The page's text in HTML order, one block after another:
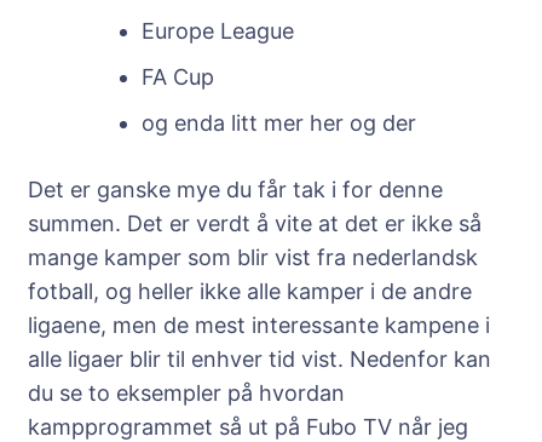
Europe League
FA Cup
og enda litt mer her og der
Det er ganske mye du får tak i for denne
summen. Det er verdt å vite at det er ikke så
mange kamper som blir vist fra nederlandsk
fotball, og heller ikke alle kamper i de andre
ligaene, men de mest interessante kampene i
alle ligaer blir til enhver tid vist. Nedenfor kan
du se to eksempler på hvordan
kampprogrammet så ut på Fubo TV når jeg